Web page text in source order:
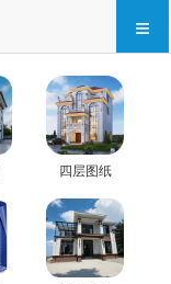
≡
四层图纸